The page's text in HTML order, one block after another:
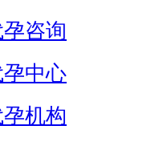
咨询
中心
机构